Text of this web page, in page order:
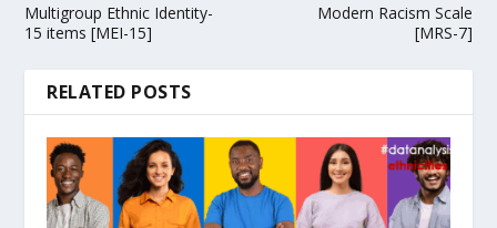
Multigroup Ethnic Identity-
15 items [MEI-15]
Modern Racism Scale
[MRS-7]
RELATED POSTS